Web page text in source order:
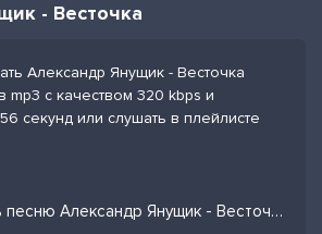
- Весточка
Александр Янущик - Весточка
mp3 с качеством 320 kbps и
секунд или слушать в плейлисте
Слушать песню Александр Янущик - Весточка и добавить в избранных